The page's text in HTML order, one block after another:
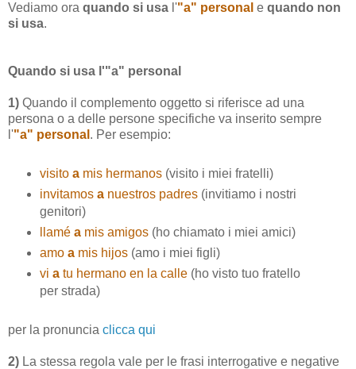
Vediamo ora quando si usa l'"a" personal e quando non
si usa.
Quando si usa l'"a" personal
1) Quando il complemento oggetto si riferisce ad una
persona o a delle persone specifiche va inserito sempre
l'"a" personal . Per esempio:
visitoamis hermanos(visito i miei fratelli)
invitamosanuestros padres(invitiamo i nostri
genitori)
llaméamis amigos(ho chiamato i miei amici)
amo a mis hijos(amo i miei figli)
vi a tu hermano en la calle(ho visto tuo fratello
per strada)
per la pronuncia clicca qui
2) La stessa regola vale per le frasi interrogative e negative